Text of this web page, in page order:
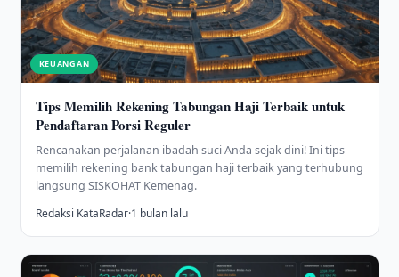
KEUANGAN
Tips Memilih Rekening Tabungan Haji Terbaik untuk
Pendaftaran Porsi Reguler
Rencanakan perjalanan ibadah suci Anda sejak dini! Ini tips
memilih rekening bank tabungan haji terbaik yang terhubung
langsung SISKOHAT Kemenag.
Redaksi KataRadar·1 bulan lalu